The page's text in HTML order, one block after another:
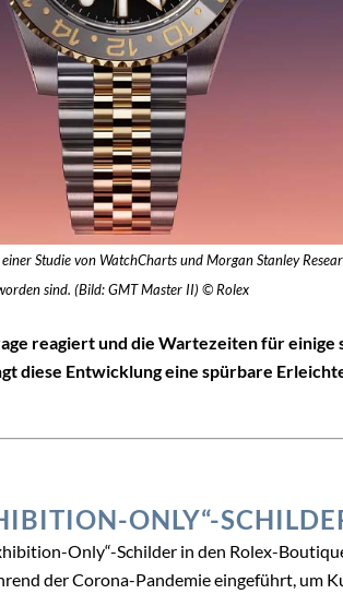
Studie von WatchCharts und Morgan Stanley
sind. (Bild: GMT Master II) © Rolex
reagiert und die Wartezeiten für
diese Entwicklung eine spürbare
ONLY“-
Only“-Schilder in den Rolex-
der Corona-Pandemie eingeführt, um